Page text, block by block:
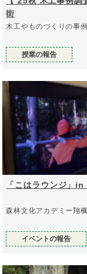
街
木工やものづくりの事
授業の報告
「こはラウンジ」
森林文化アカデミー翔
イベントの報告